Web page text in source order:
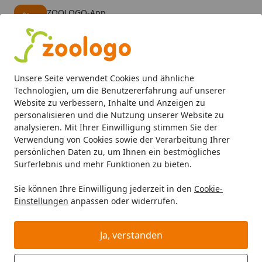
Unsere Seite verwendet Cookies und ähnliche
Technologien, um die Benutzererfahrung auf unserer
Website zu verbessern, Inhalte und Anzeigen zu
personalisieren und die Nutzung unserer Website zu
analysieren. Mit Ihrer Einwilligung stimmen Sie der
Verwendung von Cookies sowie der Verarbeitung Ihrer
persönlichen Daten zu, um Ihnen ein bestmögliches
Surferlebnis und mehr Funktionen zu bieten.
Sie können Ihre Einwilligung jederzeit in den Cookie-
Einstellungen anpassen oder widerrufen.
Ja, verstanden
ZOOLOGO-App
Alle Produkte
Mein Konto
Suchen
Startseite
Hund Hundefutter Trockenfutter HAPPY DOG Dog's
HAPPY DOG Dog's Favorite Chunks
Hundetrockenfutter
BALD VERGRIFFEN